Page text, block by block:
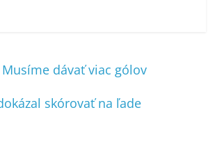
dávať viac gólov
skórovať na ľade